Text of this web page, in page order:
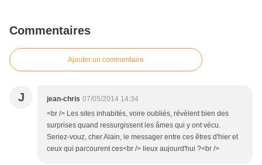
Commentaires
Ajouter un commentaire
J jean-chris 07/05/2014 14:34
<br /> Les sites inhabités, voire oubliés, révèlent bien des
surprises quand ressurgissent les âmes qui y ont vécu.
Seriez-vouz, cher Alain, le messager entre ces êtres d'hier et
ceux qui parcourent ces<br /> lieux aujourd'hui ?<br />